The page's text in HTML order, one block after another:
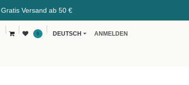
ab 50 €
0 DEUTSCH ANMELDEN